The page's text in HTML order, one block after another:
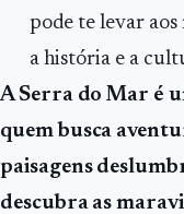
pode te levar
a história e a
A Serra do Mar é
quem busca
paisagens
descubra as